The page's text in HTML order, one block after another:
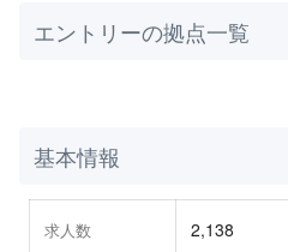
エントリーの拠点一覧
基本情報
求人数 2,138